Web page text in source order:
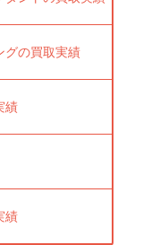
グの買取実績
績
績